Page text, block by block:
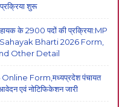
शुरू
के 2900 पदों की प्रक्रिया:MP
Bharti 2026 Form,
Other Detail
Form,मध्यप्रदेश पंचायत
एवं नोटिफिकेशन जारी